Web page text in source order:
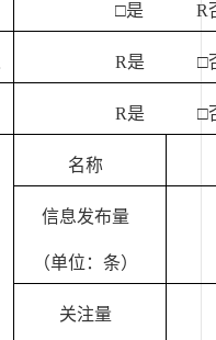
□是R
R是 □
R是 □
名称
信息发布量
（单位：条）
关注量